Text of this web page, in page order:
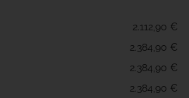
2.112,90 €
2.384,90 €
2.384,90 €
2.384,90 €